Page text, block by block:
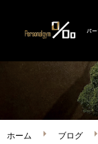
ホーム ブログ